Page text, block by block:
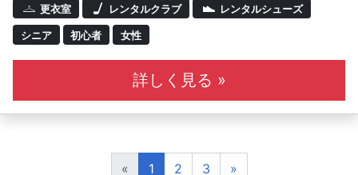
更衣室 レンタルクラブ レンタルシューズ
シニア 初心者 女性
詳しく見る »
« 1 2 3 »